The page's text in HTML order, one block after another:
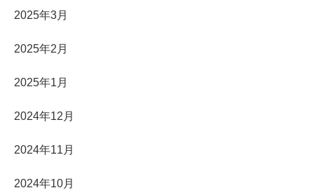
2025年3月
2025年2月
2025年1月
2024年12月
2024年11月
2024年10月